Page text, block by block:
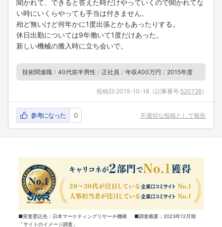
聞かれて、できると答えた時だけやっていくので聞かれてな
い時にいくらやっても手当は付きません。
殆ど無いけど何年かに1度出張とかもあったりする。
休日出勤については9年働いて1度だけあった。
新しい機械の搬入時に立ち会いで。
技術関連職 40代前半男性 正社員 年収400万円 2015年度
投稿日:2015-10-18 （記事番号:520726）
参考になった 0 不適切な投稿として報告
■実査委託先：日本マーケティングリサーチ機構 ■調査概要：2023年12月期
「サイトのイメージ調査」